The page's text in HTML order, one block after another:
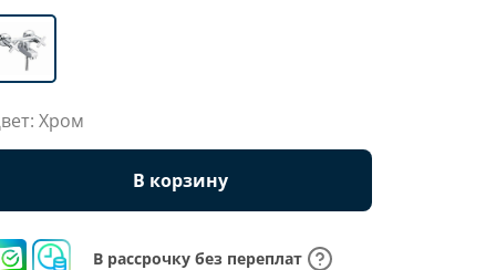
Хром
В корзину
В рассрочку без переплат